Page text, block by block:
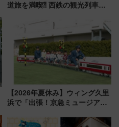
道旅を満喫⁈ 西鉄の観光列車
CHIKUGO」で巡る福岡･太宰
府･柳川の旅！YouTubeが公開
【2026年夏休み】ウィング久里
浜で「出張！京急ミュージア
ラリーや子ども制服撮影も